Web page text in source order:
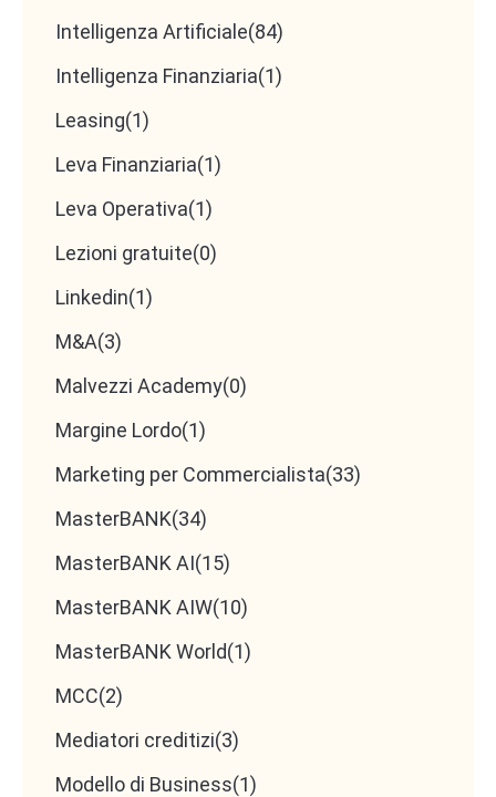
Intelligenza Artificiale(84)
Intelligenza Finanziaria(1)
Leasing(1)
Leva Finanziaria(1)
Leva Operativa(1)
Lezioni gratuite(0)
Linkedin(1)
M&A(3)
Malvezzi Academy(0)
Margine Lordo(1)
Marketing per Commercialista(33)
MasterBANK(34)
MasterBANK AI(15)
MasterBANK AIW(10)
MasterBANK World(1)
MCC(2)
Mediatori creditizi(3)
Modello di Business(1)